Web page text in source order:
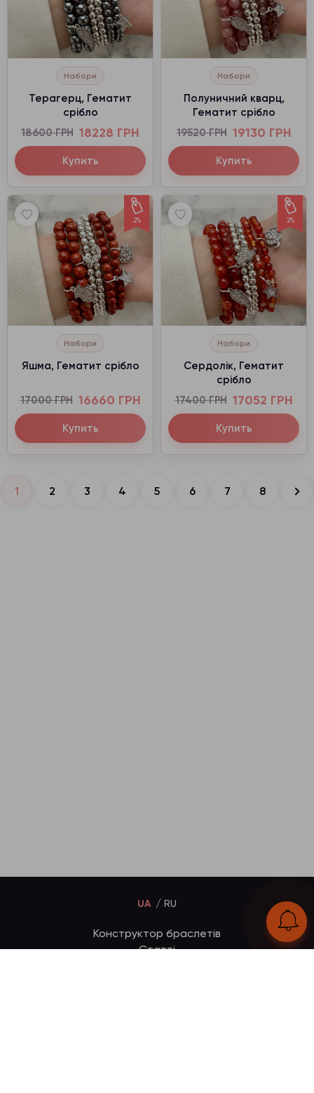
Набори
Терагерц, Гематит
срібло
18600 ГРН 18228 ГРН
Купить
Набори
Полуничний кварц,
Гематит срібло
19520 ГРН 19130 ГРН
Купить
2%
Набори
Яшма, Гематит срібло
17000 ГРН 16660 ГРН
Купить
2%
Набори
Сердолік, Гематит
срібло
17400 ГРН 17052 ГРН
Купить
1 2 3 4 5 6 7 8
UA RU
Конструктор браслетів
Статті